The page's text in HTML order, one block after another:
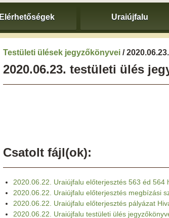
Elérhetőségek Uraiújfalu
Testületi ülések jegyzőkönyvei /
2020.06.23. testületi ülés
Csatolt fájl(ok):
2020.06.22. Uraiújfalu előterjesztés 563 éd
2020.06.22. Uraiújfalu előterjesztés megbízási
2020.06.22. Uraiújfalu előterjesztés pályázat
2020.06.22. Uraiújfalu testületi ülés